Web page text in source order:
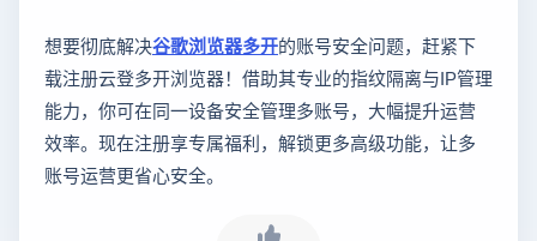
想要彻底解决谷歌浏览器多开的账号安全问题，赶紧下
载注册云登多开浏览器！借助其专业的指纹隔离与IP管理
能力，你可在同一设备安全管理多账号，大幅提升运营
效率。现在注册享专属福利，解锁更多高级功能，让多
账号运营更省心安全。